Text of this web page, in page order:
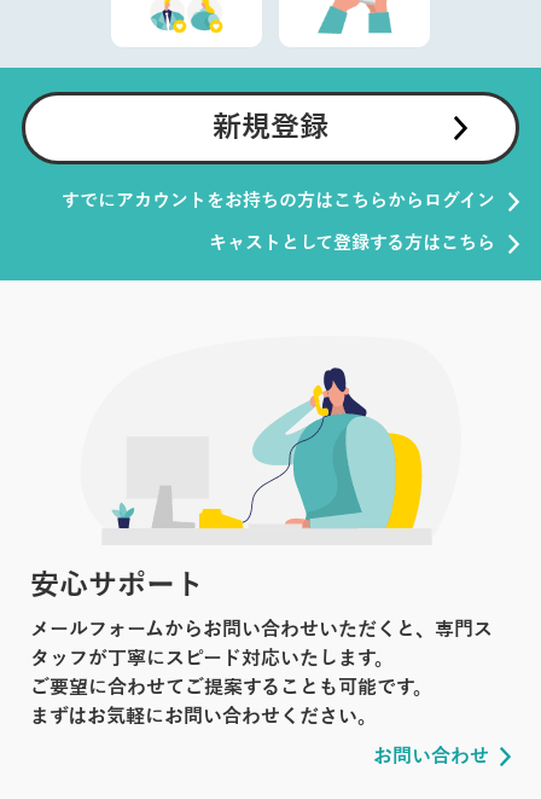
新規登録
すでにアカウントをお持ちの方はこちらからログイン
キャストとして登録する方はこちら
安心サポート
メールフォームからお問い合わせいただくと、専門ス
タッフが丁寧にスピード対応いたします。
ご要望に合わせてご提案することも可能です。
まずはお気軽にお問い合わせください。
お問い合わせ